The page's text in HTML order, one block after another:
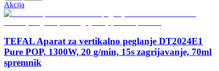
Akcija
TEFAL Aparat za vertikalno peglanje DT2024E1
Pure POP, 1300W, 20 g/min, 15s zagrijavanje, 70ml
spremnik